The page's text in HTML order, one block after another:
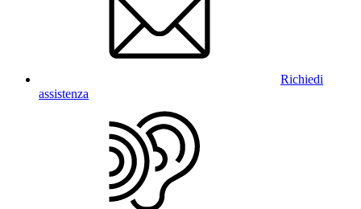
Richiedi
assistenza